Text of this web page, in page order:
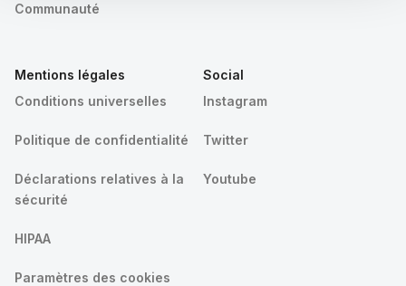
Communauté
Mentions légales
Conditions universelles
Politique de confidentialité
Déclarations relatives à la
sécurité
HIPAA
Paramètres des cookies
Social
Instagram
Twitter
Youtube